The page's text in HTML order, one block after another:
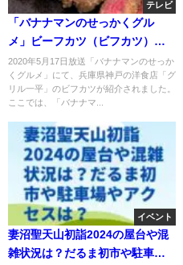
テレビ
「バナナマンのせっかくグル
メ」ビーフカツ（ビフカツ）
「グリル一平」！神戸の洋食
店！5月17日
2020年5月17日放送「バナナマンのせっか
くグルメ」にて、兵庫県神戸の洋食店「グ
リル一平」のビフカツが紹介されました。
ここでは、「バナナマ...
イベント
妻沼聖天山初詣2024の屋台や混
雑状況は？だるま初市や駐車場